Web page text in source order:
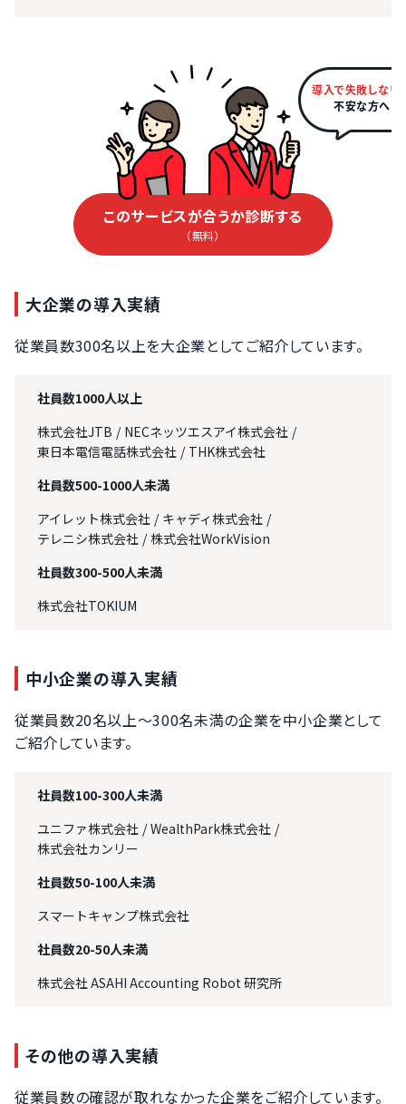
導入で失敗しない
不安な方へ
このサービスが合うか診断する
（無料）
大企業の導入実績
従業員数300名以上を大企業としてご紹介しています。
社員数1000人以上
株式会社JTB
NECネッツエスアイ株式会社
東日本電信電話株式会社
THK株式会社
社員数500-1000人未満
アイレット株式会社
キャディ株式会社
テレニシ株式会社
株式会社WorkVision
社員数300-500人未満
株式会社TOKIUM
中小企業の導入実績
従業員数20名以上～300名未満の企業を中小企業として
ご紹介しています。
社員数100-300人未満
ユニファ株式会社
WealthPark株式会社
株式会社カンリー
社員数50-100人未満
スマートキャンプ株式会社
社員数20-50人未満
株式会社 ASAHI Accounting Robot 研究所
その他の導入実績
従業員数の確認が取れなかった企業をご紹介しています。